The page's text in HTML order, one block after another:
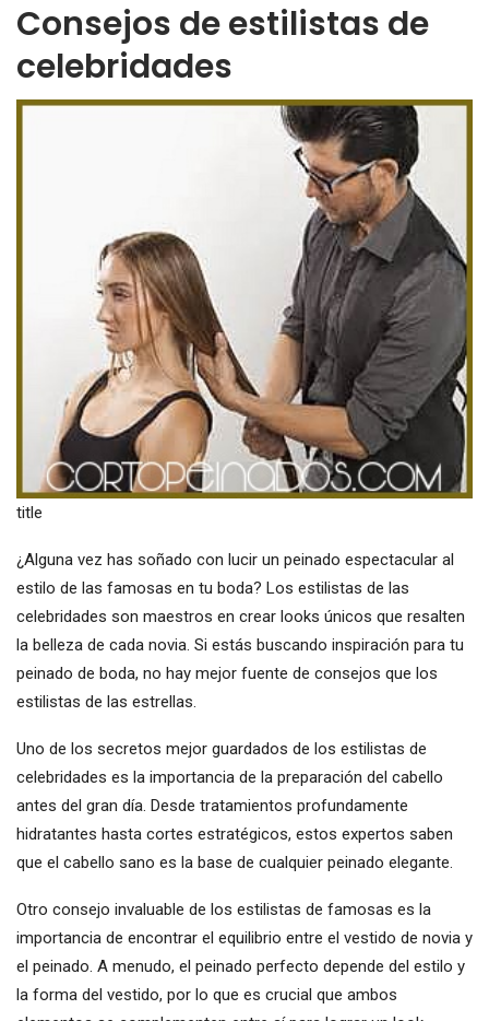
Consejos de estilistas de
celebridades
title
¿Alguna vez has soñado con lucir un peinado espectacular al
estilo de las famosas en tu boda? Los estilistas de las
celebridades son maestros en crear looks únicos que resalten
la belleza de cada novia. Si estás buscando inspiración para tu
peinado de boda, no hay mejor fuente de consejos que los
estilistas de las estrellas.
Uno de los secretos mejor guardados de los estilistas de
celebridades es la importancia de la preparación del cabello
antes del gran día. Desde tratamientos profundamente
hidratantes hasta cortes estratégicos, estos expertos saben
que el cabello sano es la base de cualquier peinado elegante.
Otro consejo invaluable de los estilistas de famosas es la
importancia de encontrar el equilibrio entre el vestido de novia y
el peinado. A menudo, el peinado perfecto depende del estilo y
la forma del vestido, por lo que es crucial que ambos